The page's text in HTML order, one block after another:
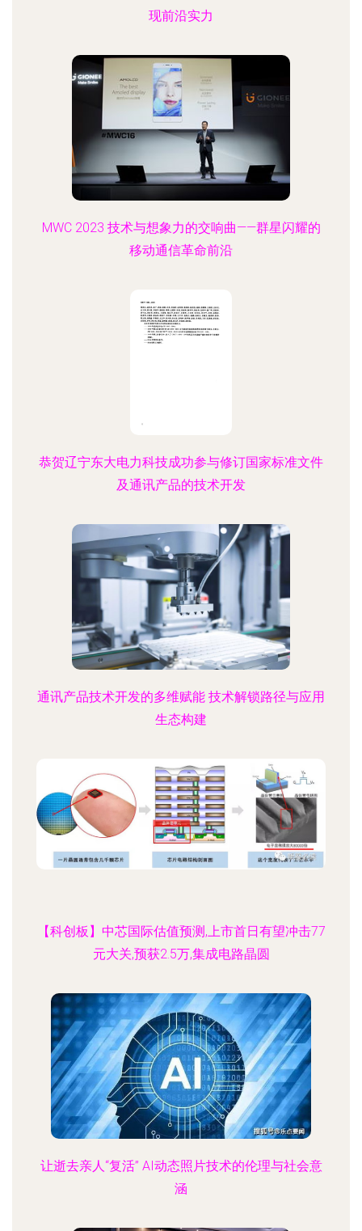
现前沿实力
MWC 2023 技术与想象力的交响曲——群星闪耀的
移动通信革命前沿
恭贺辽宁东大电力科技成功参与修订国家标准文件
及通讯产品的技术开发
通讯产品技术开发的多维赋能 技术解锁路径与应用
生态构建
【科创板】中芯国际估值预测,上市首日有望冲击77
元大关,预获2.5万,集成电路晶圆
让逝去亲人“复活” AI动态照片技术的伦理与社会意
涵